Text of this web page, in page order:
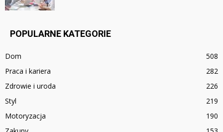
POPULARNE KATEGORIE
Dom
508
Praca i kariera
282
Zdrowie i uroda
226
Styl
219
Motoryzacja
190